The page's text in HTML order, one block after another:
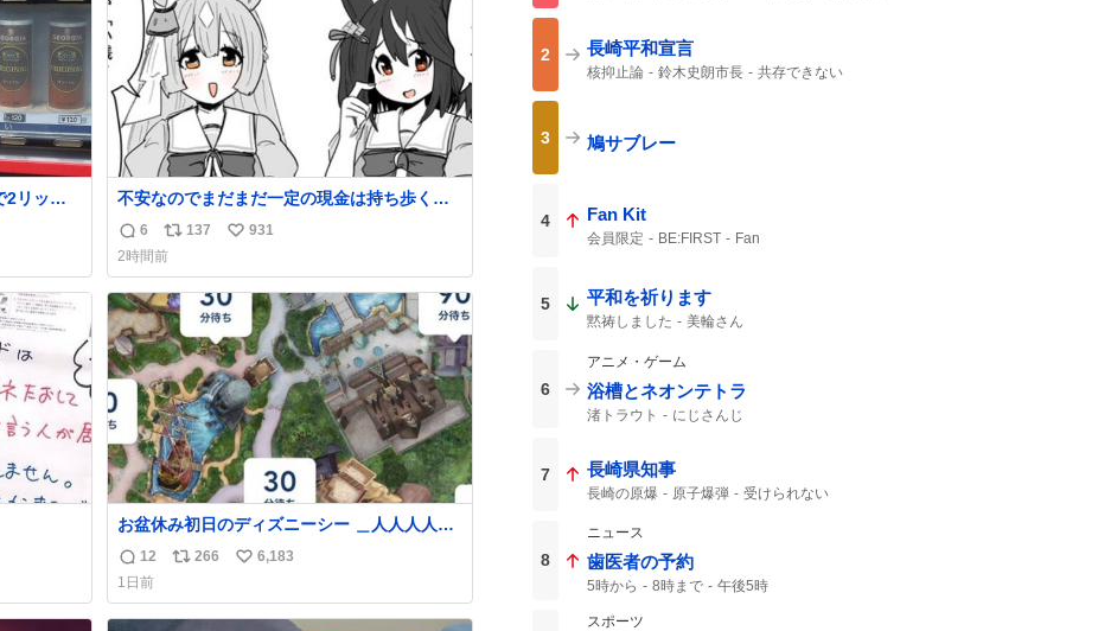
2リット
不安なのでまだまだ一定の現金は持ち歩く派
です。 #ウマ娘
返
信
数
6
リ
ポ
ス
ト
数
137
い
ね
数
931
2時間前
お盆休み初日のディズニーシー ＿人人人人人
返
信
数
12
リ
ス
266
い
ね
6,183
1日前
2 長崎平和宣言
核抑止論 鈴木史朗市長
共存できない
3 鳩サブレー
4 Fan Kit
会員限定 BE:FIRST Fan
5 平和を祈ります
黙祷しました 美輪さん
6
アニメ・ゲーム
浴槽とネオンテトラ
渚トラウト にじさんじ
7 長崎県知事
長崎の原爆 原子爆弾
受けられない
8
ニュース
歯医者の予約
5時から 8時まで 午後5時
スポーツ